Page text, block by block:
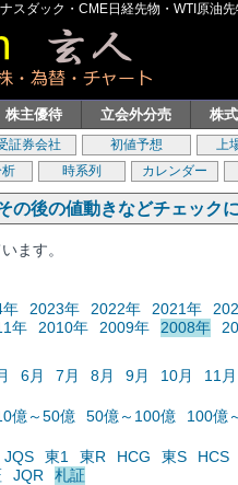
スダック・CME日経先物・WTI原油
株主優待 立会外分売 株
証券会社 初値予想 上
析 時系列 カレンダー
の後の値動きなどチェック
ます。
年 2023年 2022年 2021年
年 2010年 2009年 2008年
6月 7月 8月 9月 10月 11月
億～50億 50億～100億 100億
JQS 東1 東R HCG 東S HCS
JQR
札証